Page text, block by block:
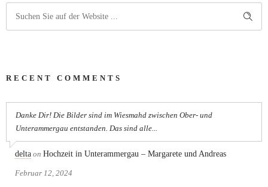
RECENT COMMENTS
Danke Dir! Die Bilder sind im Wiesmahd zwischen Ober- und
Unterammergau entstanden. Das sind alle...
delta on Hochzeit in Unterammergau – Margarete und Andreas
Februar 12, 2024